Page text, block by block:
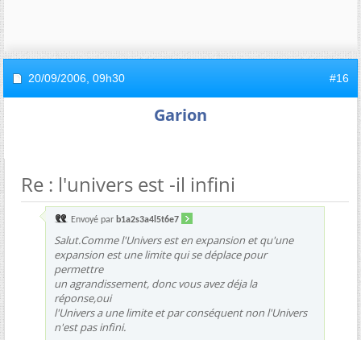
20/09/2006, 09h30 #16
Garion
Re : l'univers est -il infini
Envoyé par b1a2s3a4l5t6e7
Salut.Comme l'Univers est en expansion et qu'une
expansion est une limite qui se déplace pour
permettre
un agrandissement, donc vous avez déja la
réponse,oui
l'Univers a une limite et par conséquent non l'Univers
n'est pas infini.